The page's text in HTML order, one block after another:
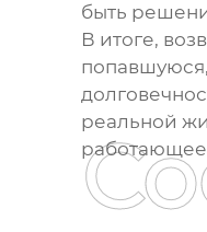
быть
В итоге,
реальной